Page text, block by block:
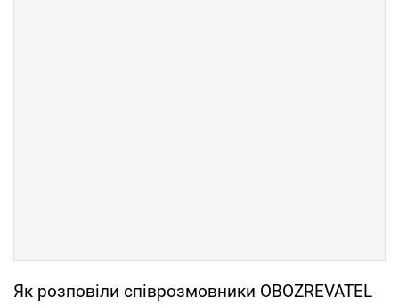
Як розповіли співрозмовники OBOZREVATEL